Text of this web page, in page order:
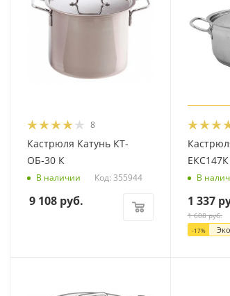
8
Кастрюля Катунь КТ-
ОБ-30 К
В наличии Код: 355944
9 108 руб.
В
1 337
1 608руб.
-17%